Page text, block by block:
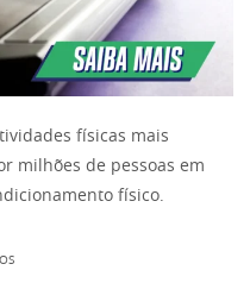
físicas mais
milhões de pessoas em
físico.